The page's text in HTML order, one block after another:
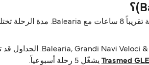
Trasmed GLE يشغّل 5 رحلة أسبوعياً.